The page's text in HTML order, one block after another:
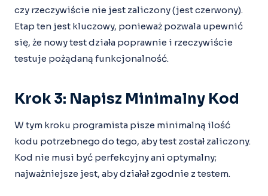
czy rzeczywiście nie jest zaliczony (jest czerwony).
Etap ten jest kluczowy, ponieważ pozwala upewnić
się, że nowy test działa poprawnie i rzeczywiście
testuje pożądaną funkcjonalność.
Krok 3: Napisz Minimalny Kod
W tym kroku programista pisze minimalną ilość
kodu potrzebnego do tego, aby test został zaliczony.
Kod nie musi być perfekcyjny ani optymalny;
najważniejsze jest, aby działał zgodnie z testem.